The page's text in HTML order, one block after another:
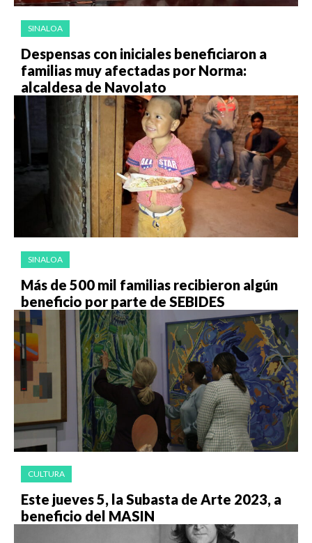
SINALOA
Despensas con iniciales beneficiaron a
familias muy afectadas por Norma:
alcaldesa de Navolato
SINALOA
Más de 500 mil familias recibieron algún
beneficio por parte de SEBIDES
CULTURA
Este jueves 5, la Subasta de Arte 2023, a
beneficio del MASIN